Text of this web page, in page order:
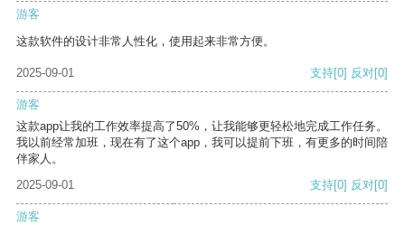
游客
这款软件的设计非常人性化，使用起来非常方便。
2025-09-01 支持[0] 反对[0]
游客
这款app让我的工作效率提高了50%，让我能够更轻松地完成工作任务。
我以前经常加班，现在有了这个app，我可以提前下班，有更多的时间陪
伴家人。
2025-09-01
支持[0] 反对[0]
游客